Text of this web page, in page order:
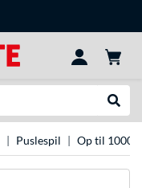
Puslespil Op til 1000